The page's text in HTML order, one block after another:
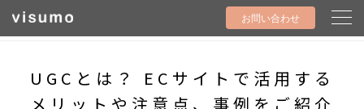
お問い合わせ
visumo ビジュモ
UGCとは？ ECサイトで活用するメリットや注意点、事例をご紹介
UGCとは？ ECサイトで活用する
メリットや注意点、事例をご紹介